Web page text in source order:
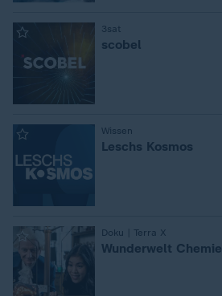
3sat
scobel
Wissen
Leschs Kosmos
Doku | Terra X
Wunderwelt Chemie